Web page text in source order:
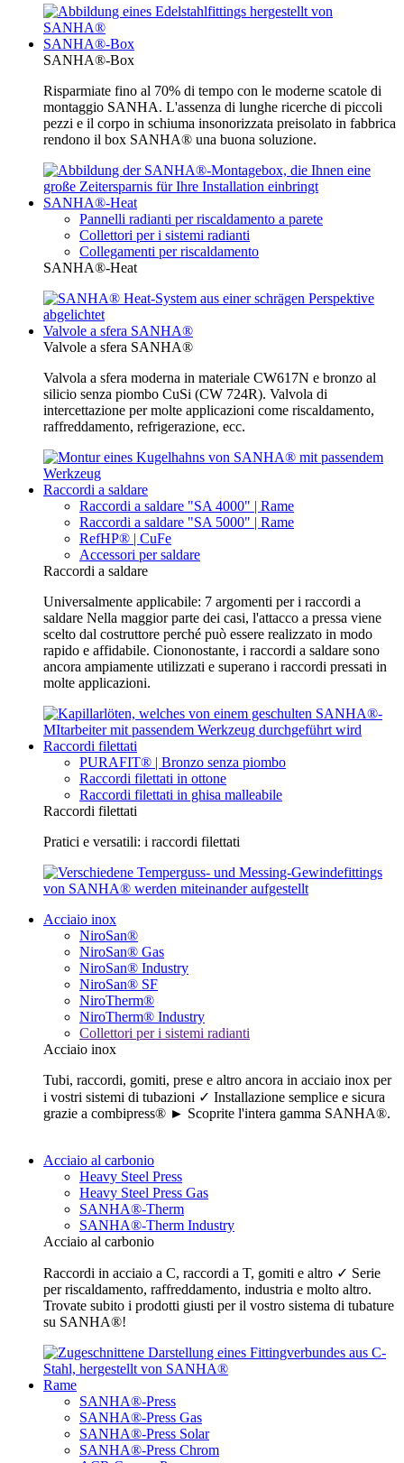
SANHA®-Box
SANHA®-Box
Risparmiate fino al 70% di tempo con le moderne scatole di
montaggio SANHA. L'assenza di lunghe ricerche di piccoli
pezzi e il corpo in schiuma insonorizzata preisolato in fabbrica
rendono il box SANHA® una buona soluzione.
SANHA®-Heat
Pannelli radianti per riscaldamento a parete
Collettori per i sistemi radianti
Collegamenti per riscaldamento
SANHA®-Heat
Valvole a sfera SANHA®
Valvole a sfera SANHA®
Valvola a sfera moderna in materiale CW617N e bronzo al
silicio senza piombo CuSi (CW 724R). Valvola di
intercettazione per molte applicazioni come riscaldamento,
raffreddamento, refrigerazione, ecc.
Raccordi a saldare
Raccordi a saldare "SA 4000" | Rame
Raccordi a saldare "SA 5000" | Rame
RefHP® | CuFe
Accessori per saldare
Raccordi a saldare
Universalmente applicabile: 7 argomenti per i raccordi a
saldare Nella maggior parte dei casi, l'attacco a pressa viene
scelto dal costruttore perché può essere realizzato in modo
rapido e affidabile. Ciononostante, i raccordi a saldare sono
ancora ampiamente utilizzati e superano i raccordi pressati in
molte applicazioni.
Raccordi filettati
PURAFIT® | Bronzo senza piombo
Raccordi filettati in ottone
Raccordi filettati in ghisa malleabile
Raccordi filettati
Pratici e versatili: i raccordi filettati
Acciaio inox
NiroSan®
NiroSan® Gas
NiroSan® Industry
NiroSan® SF
NiroTherm®
NiroTherm® Industry
Collettori per i sistemi radianti
Acciaio inox
Tubi, raccordi, gomiti, prese e altro ancora in acciaio inox per
i vostri sistemi di tubazioni ✓ Installazione semplice e sicura
grazie a combipress® ► Scoprite l'intera gamma SANHA®.
Acciaio al carbonio
Heavy Steel Press
Heavy Steel Press Gas
SANHA®-Therm
SANHA®-Therm Industry
Acciaio al carbonio
Raccordi in acciaio a C, raccordi a T, gomiti e altro ✓ Serie
per riscaldamento, raffreddamento, industria e molto altro.
Trovate subito i prodotti giusti per il vostro sistema di tubature
su SANHA®!
Rame
SANHA®-Press
SANHA®-Press Gas
SANHA®-Press Solar
SANHA®-Press Chrom